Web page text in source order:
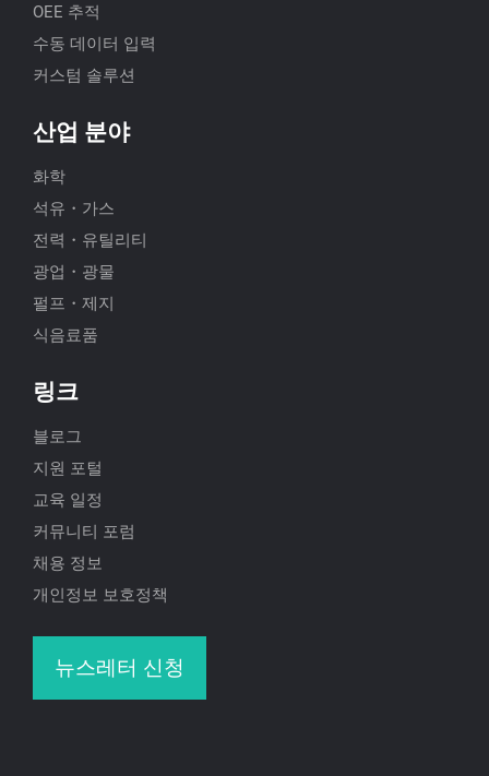
OEE 추적
수동 데이터 입력
커스텀 솔루션
산업 분야
화학
석유・가스
전력・유틸리티
광업・광물
펄프・제지
식음료품
링크
블로그
지원 포털
교육 일정
커뮤니티 포럼
채용 정보
개인정보 보호정책
뉴스레터 신청